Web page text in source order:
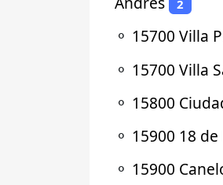
2
⚬ 15700 Villa
⚬ 15700 Villa
⚬ 15800
⚬ 15900 18
⚬ 15900